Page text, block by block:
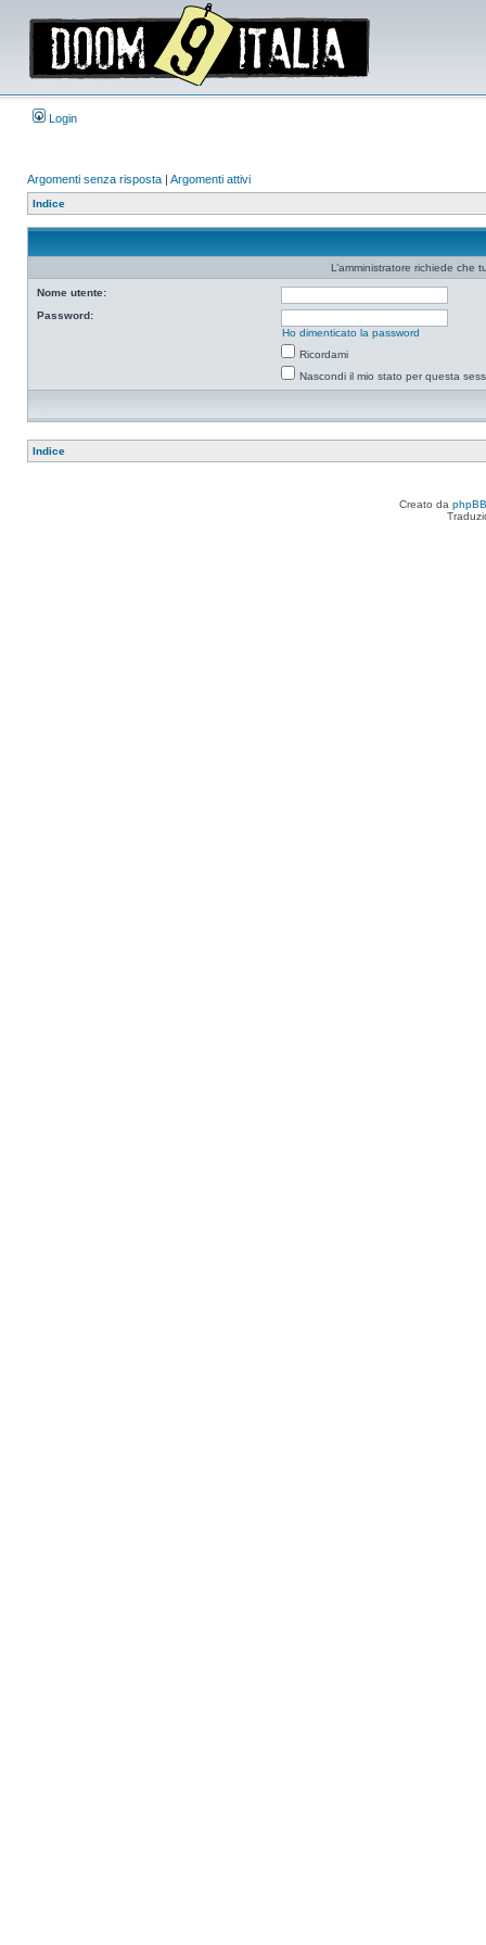
Login
Argomenti senza risposta | Argomenti attivi
Indice
L’amministratore richiede che
Nome utente:
Password:
Ho dimenticato la password
Ricordami
Nascondi il mio stato per questa
Indice
Creato da phpBB